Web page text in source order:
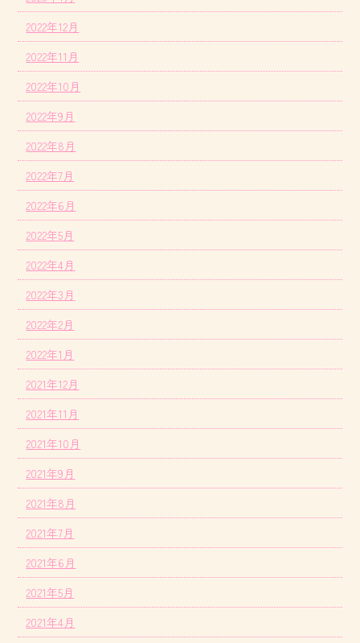
2022年12月
2022年11月
2022年10月
2022年9月
2022年8月
2022年7月
2022年6月
2022年5月
2022年4月
2022年3月
2022年2月
2022年1月
2021年12月
2021年11月
2021年10月
2021年9月
2021年8月
2021年7月
2021年6月
2021年5月
2021年4月